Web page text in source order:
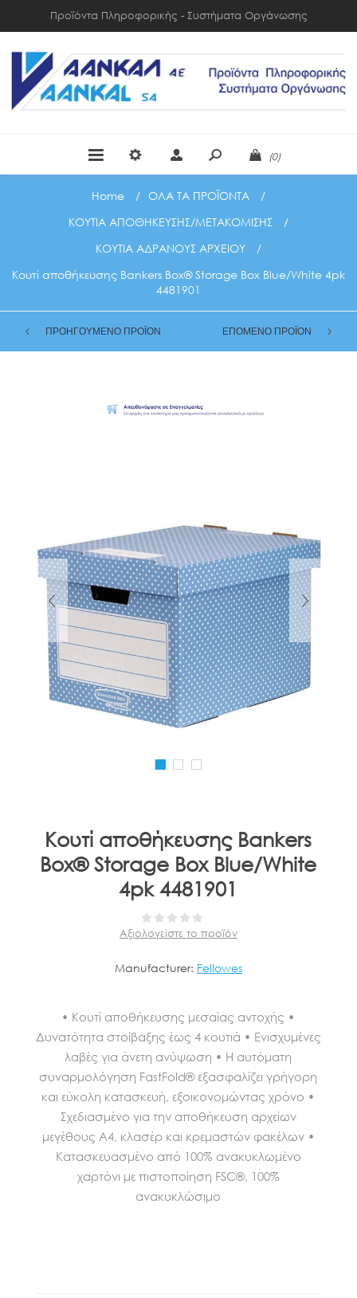
Προϊόντα Πληροφορικής - Συστήματα Οργάνωσης
(0)
Home / ΟΛΑ ΤΑ ΠΡΟΪΟΝΤΑ
/
ΚΟΥΤΙΑ ΑΠΟΘΗΚΕΥΣΗΣ/ΜΕΤΑΚΟΜΙΣΗΣ
/
ΚΟΥΤΙΑ ΑΔΡΑΝΟΥΣ ΑΡΧΕΙΟΥ
/
Κουτί αποθήκευσης Bankers Box® Storage Box Blue/White 4pk
4481901
ΠΡΟΗΓΟΥΜΕΝΟ ΠΡΟΪΟΝ ΕΠΟΜΕΝΟ ΠΡΟΪΟΝ
Κουτί αποθήκευσης Bankers
Box® Storage Box Blue/White
4pk 4481901
Αξιολογείστε το προϊόν
Manufacturer: Fellowes
• Κουτί αποθήκευσης μεσαίας αντοχής •
Δυνατότητα στοίβαξης έως 4 κουτιά • Ενισχυμένες
λαβές για άνετη ανύψωση • Η αυτόματη
συναρμολόγηση FastFold® εξασφαλίζει γρήγορη
και εύκολη κατασκευή, εξοικονομώντας χρόνο •
Σχεδιασμένο για την αποθήκευση αρχείων
μεγέθους Α4, κλασέρ και κρεμαστών φακέλων •
Κατασκευασμένο από 100% ανακυκλωμένο
χαρτόνι με πιστοποίηση FSC®, 100%
ανακυκλώσιμο